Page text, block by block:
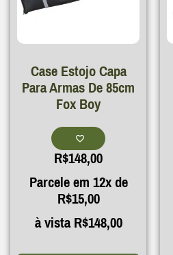
Case Estojo Capa
Para Armas De 85cm
Fox Boy
R$148,00
Parcele em 12x de
R$15,00
à vistaR$148,00